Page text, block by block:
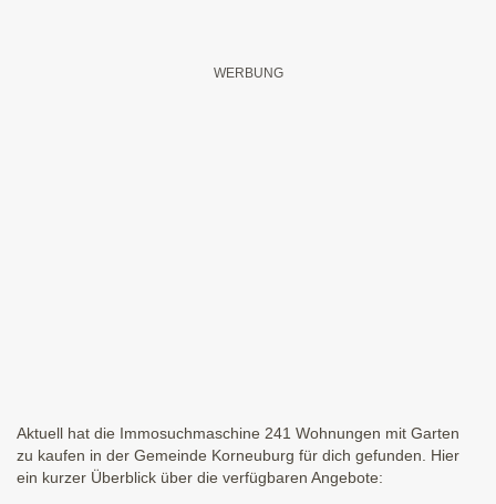
Aktuell hat die Immosuchmaschine 241 Wohnungen mit Garten
zu kaufen in der Gemeinde Korneuburg für dich gefunden. Hier
ein kurzer Überblick über die verfügbaren Angebote: